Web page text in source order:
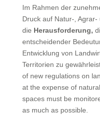
Im Rahmen der
Druck auf Natur-,
die Herausforderung,
entscheidender
Entwicklung von
Territorien zu
of new regulations on
at the expense of
spaces must be
as much as possible.